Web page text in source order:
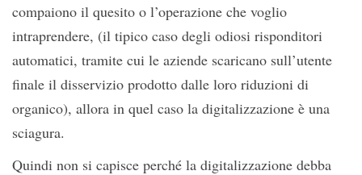
compaiono il quesito o l’operazione che voglio
intraprendere, (il tipico caso degli odiosi risponditori
automatici, tramite cui le aziende scaricano sull’utente
finale il disservizio prodotto dalle loro riduzioni di
organico), allora in quel caso la digitalizzazione è una
sciagura.
Quindi non si capisce perché la digitalizzazione debba